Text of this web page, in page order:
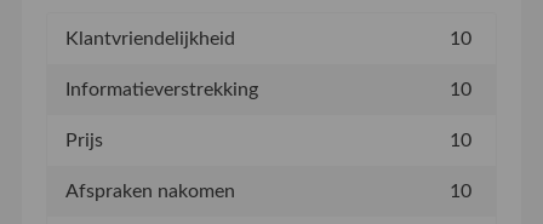
Klantvriendelijkheid 10
Informatieverstrekking 10
Prijs 10
Afspraken nakomen 10